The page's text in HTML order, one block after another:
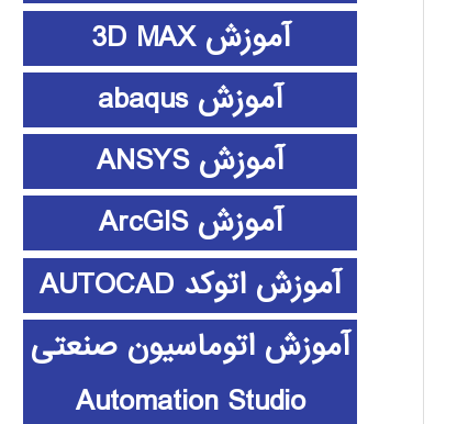
آموزش 3D MAX
آموزش abaqus
آموزش ANSYS
آموزش ArcGIS
آموزش اتوکد AUTOCAD
آموزش اتوماسیون صنعتی
Automation Studio